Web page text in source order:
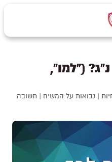
("למו",
| נבואות על המשיח | תשובה